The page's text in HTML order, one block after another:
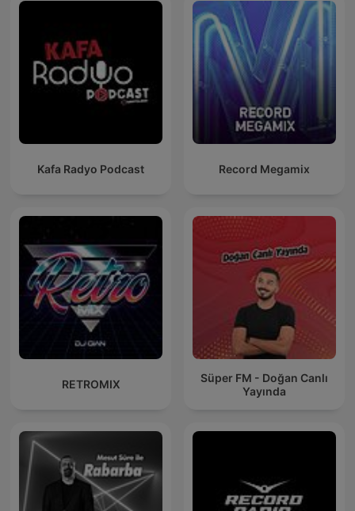
Kafa Radyo Podcast Record Megamix
RETROMIX
Süper FM - Doğan Canlı
Yayında